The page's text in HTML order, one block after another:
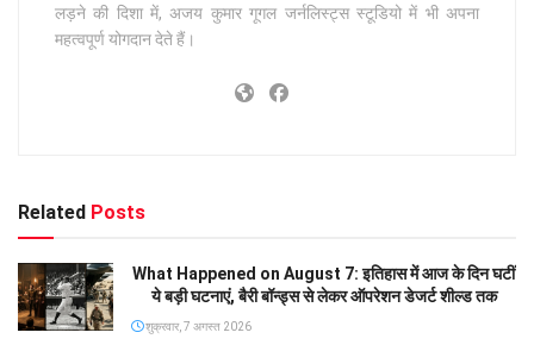
लड़ने की दिशा में, अजय कुमार गूगल जर्नलिस्ट्स स्टूडियो में भी अपना
महत्वपूर्ण योगदान देते हैं।
Related Posts
What Happened on August 7: इतिहास में आज के दिन घटीं
ये बड़ी घटनाएं, बैरी बॉन्ड्स से लेकर ऑपरेशन डेजर्ट शील्ड तक
शुक्रवार, 7 अगस्त 2026